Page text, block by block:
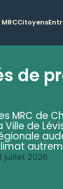
MRCCitoyens
de
MRC de
Ville de
juillet 2026